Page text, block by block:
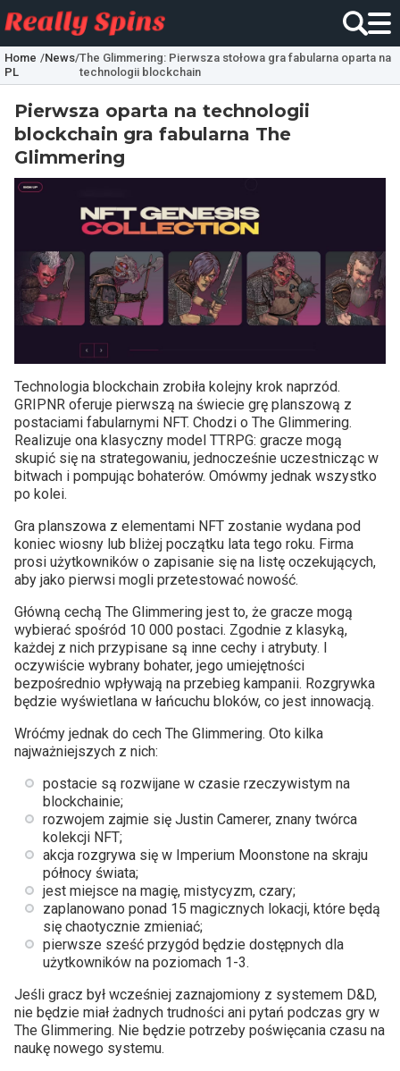
Home
PL
/News/The Glimmering: Pierwsza stołowa gra fabularna oparta na
technologii blockchain
Pierwsza oparta na technologii
blockchain gra fabularna The
Glimmering
Technologia blockchain zrobiła kolejny krok naprzód.
GRIPNR oferuje pierwszą na świecie grę planszową z
postaciami fabularnymi NFT. Chodzi o The Glimmering.
Realizuje ona klasyczny model TTRPG: gracze mogą
skupić się na strategowaniu, jednocześnie uczestnicząc w
bitwach i pompując bohaterów. Omówmy jednak wszystko
po kolei.
Gra planszowa z elementami NFT zostanie wydana pod
koniec wiosny lub bliżej początku lata tego roku. Firma
prosi użytkowników o zapisanie się na listę oczekujących,
aby jako pierwsi mogli przetestować nowość.
Główną cechą The Glimmering jest to, że gracze mogą
wybierać spośród 10 000 postaci. Zgodnie z klasyką,
każdej z nich przypisane są inne cechy i atrybuty. I
oczywiście wybrany bohater, jego umiejętności
bezpośrednio wpływają na przebieg kampanii. Rozgrywka
będzie wyświetlana w łańcuchu bloków, co jest innowacją.
Wróćmy jednak do cech The Glimmering. Oto kilka
najważniejszych z nich:
postacie są rozwijane w czasie rzeczywistym na
blockchainie;
rozwojem zajmie się Justin Camerer, znany twórca
kolekcji NFT;
akcja rozgrywa się w Imperium Moonstone na skraju
północy świata;
jest miejsce na magię, mistycyzm, czary;
zaplanowano ponad 15 magicznych lokacji, które będą
się chaotycznie zmieniać;
pierwsze sześć przygód będzie dostępnych dla
użytkowników na poziomach 1-3.
Jeśli gracz był wcześniej zaznajomiony z systemem D&D,
nie będzie miał żadnych trudności ani pytań podczas gry w
The Glimmering. Nie będzie potrzeby poświęcania czasu na
naukę nowego systemu.